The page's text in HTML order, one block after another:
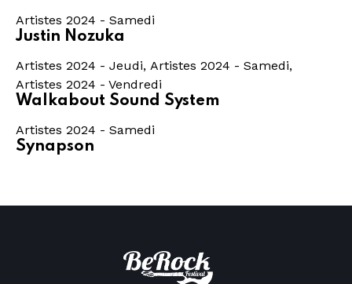
Artistes 2024 - Samedi
Justin Nozuka
Artistes 2024 - Jeudi, Artistes 2024 - Samedi,
Artistes 2024 - Vendredi
Walkabout Sound System
Artistes 2024 - Samedi
Synapson